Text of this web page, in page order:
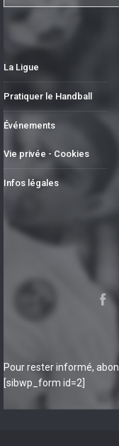
La Ligue
Pratiquer le Handball
Événements
Vie privée - Cookies
Infos légales
Pour rester informé,
[sibwp_form id=2]